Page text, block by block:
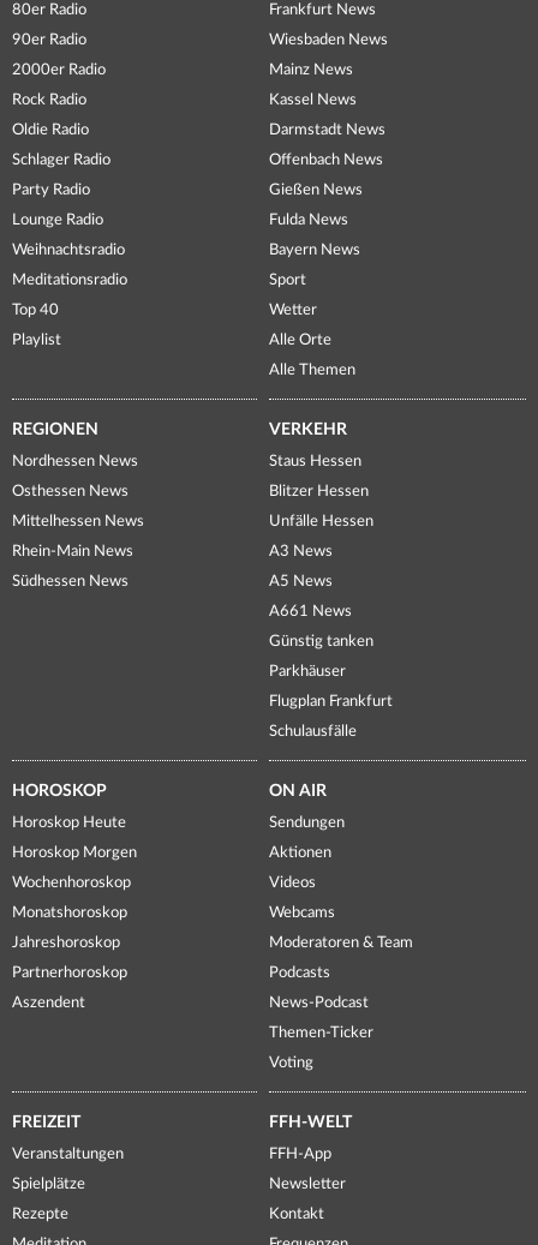
80er Radio
90er Radio
2000er Radio
Rock Radio
Oldie Radio
Schlager Radio
Party Radio
Lounge Radio
Weihnachtsradio
Meditationsradio
Top 40
Playlist
Frankfurt News
Wiesbaden News
Mainz News
Kassel News
Darmstadt News
Offenbach News
Gießen News
Fulda News
Bayern News
Sport
Wetter
Alle Orte
Alle Themen
REGIONEN
Nordhessen News
Osthessen News
Mittelhessen News
Rhein-Main News
Südhessen News
VERKEHR
Staus Hessen
Blitzer Hessen
Unfälle Hessen
A3 News
A5 News
A661 News
Günstig tanken
Parkhäuser
Flugplan Frankfurt
Schulausfälle
HOROSKOP
Horoskop Heute
Horoskop Morgen
Wochenhoroskop
Monatshoroskop
Jahreshoroskop
Partnerhoroskop
Aszendent
ON AIR
Sendungen
Aktionen
Videos
Webcams
Moderatoren & Team
Podcasts
News-Podcast
Themen-Ticker
Voting
FREIZEIT
Veranstaltungen
Spielplätze
Rezepte
FFH-WELT
FFH-App
Newsletter
Kontakt